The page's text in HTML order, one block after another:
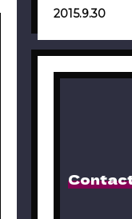
2015.9.30